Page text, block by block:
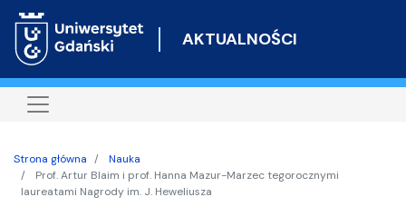
do
AKTUALNOŚCI
Strona główna
Nauka
Prof. Artur Blaim i prof. Hanna Mazur-Marzec tegorocznymi
laureatami Nagrody im. J. Heweliusza